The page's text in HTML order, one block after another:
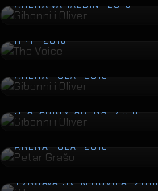
ARENA VARAŽDIN · 2016
The Voice
HRT · 2016
Gibonni i Oliver
ARENA PULA · 2016
Gibonni i Oliver
SPALADIUM ARENA · 2016
Petar Grašo
ARENA PULA · 2016
Gibonni
TVRĐAVA SV. MIHOVILA · 2016